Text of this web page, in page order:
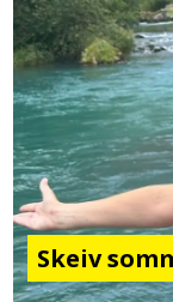
Skeiv